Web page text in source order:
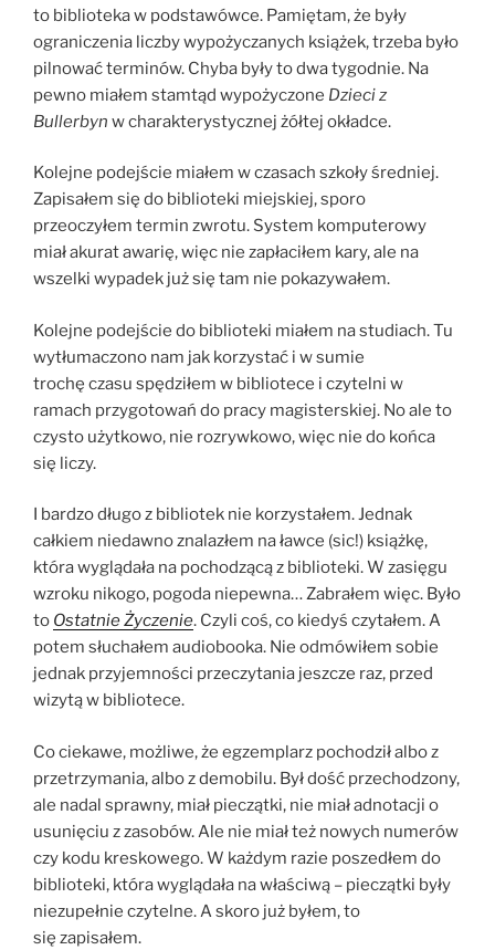
to biblioteka w podstawówce. Pamiętam, że były
ograniczenia liczby wypożyczanych książek, trzeba było
pilnować terminów. Chyba były to dwa tygodnie. Na
pewno miałem stamtąd wypożyczone Dzieci z
Bullerbyn w charakterystycznej żółtej okładce.
Kolejne podejście miałem w czasach szkoły średniej.
Zapisałem się do biblioteki miejskiej, sporo
przeoczyłem termin zwrotu. System komputerowy
miał akurat awarię, więc nie zapłaciłem kary, ale na
wszelki wypadek już się tam nie pokazywałem.
Kolejne podejście do biblioteki miałem na studiach. Tu
wytłumaczono nam jak korzystać i w sumie
trochę czasu spędziłem w bibliotece i czytelni w
ramach przygotowań do pracy magisterskiej. No ale to
czysto użytkowo, nie rozrywkowo, więc nie do końca
się liczy.
I bardzo długo z bibliotek nie korzystałem. Jednak
całkiem niedawno znalazłem na ławce (sic!) książkę,
która wyglądała na pochodzącą z biblioteki. W zasięgu
wzroku nikogo, pogoda niepewna… Zabrałem więc. Było
to Ostatnie Życzenie. Czyli coś, co kiedyś czytałem. A
potem słuchałem audiobooka. Nie odmówiłem sobie
jednak przyjemności przeczytania jeszcze raz, przed
wizytą w bibliotece.
Co ciekawe, możliwe, że egzemplarz pochodził albo z
przetrzymania, albo z demobilu. Był dość przechodzony,
ale nadal sprawny, miał pieczątki, nie miał adnotacji o
usunięciu z zasobów. Ale nie miał też nowych numerów
czy kodu kreskowego. W każdym razie poszedłem do
biblioteki, która wyglądała na właściwą – pieczątki były
niezupełnie czytelne. A skoro już byłem, to
się zapisałem.